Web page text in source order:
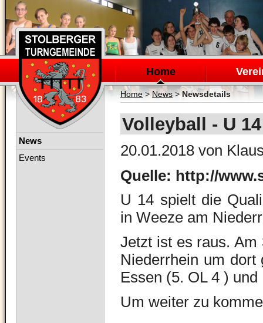
Navigation
überspringen
Home
Home> News>Newsdetails
Volleyball - U
20.01.2018 von
Quelle: http://
U 14 spielt die
in Weeze am
Jetzt ist es raus. Am
Niederrhein um dort
Essen (5. OL 4 )
Um weiter zu
Navigation
News
Events